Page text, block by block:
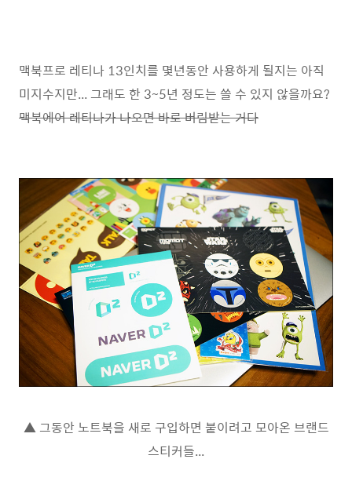
맥북프로 레티나 13인치를 몇년동안 사용하게 될지는 아직
미지수지만... 그래도 한 3~5년 정도는 쓸 수 있지 않을까요?
맥북에어 레티나가 나오면 바로 버림받는 거다
▲ 그동안 노트북을 새로 구입하면 붙이려고 모아온 브랜드
스티커들...